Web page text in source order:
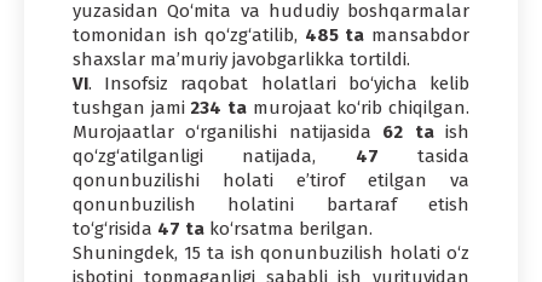
yuzasidan Qo‘mita va hududiy boshqarmalar
tomonidan ish qo‘zg‘atilib, 485 ta mansabdor
shaxslar ma’muriy javobgarlikka tortildi.
VI. Insofsiz raqobat holatlari bo‘yicha kelib
tushgan jami234 ta murojaat ko‘rib chiqilgan.
Murojaatlar o‘rganilishi natijasida 62 taish
qo‘zg‘atilganligi natijada, 47 tasida
qonunbuzilishi holati e’tirof etilgan va
qonunbuzilish holatini bartaraf etish
to‘g‘risida 47 ta ko‘rsatma berilgan.
Shuningdek, 15 ta ish qonunbuzilish holati o‘z
isbotini topmaganligi sababli ish yurituvidan